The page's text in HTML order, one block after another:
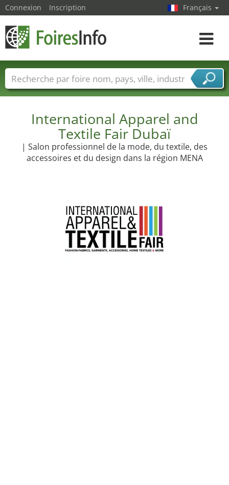
International Apparel and
Textile Fair Dubaï
| Salon professionnel de la mode, du textile, des
accessoires et du design dans la région MENA
Connexion Inscription Français
Toggle
Foire noms Pays Villes
Secteurs de foire